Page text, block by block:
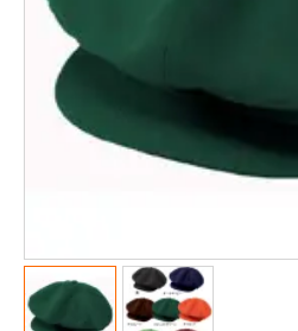
カタログ請求（無料）
デジタルカタログ
販売終了
販売価格(税抜き)で絞る
円から
円まで